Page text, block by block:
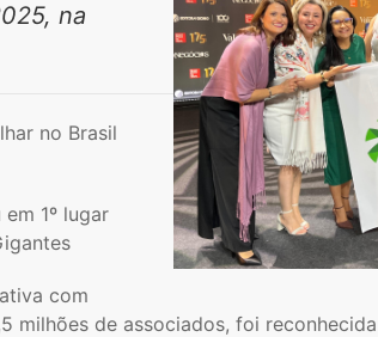
na
no Brasil
1º lugar
com
milhões de associados, foi